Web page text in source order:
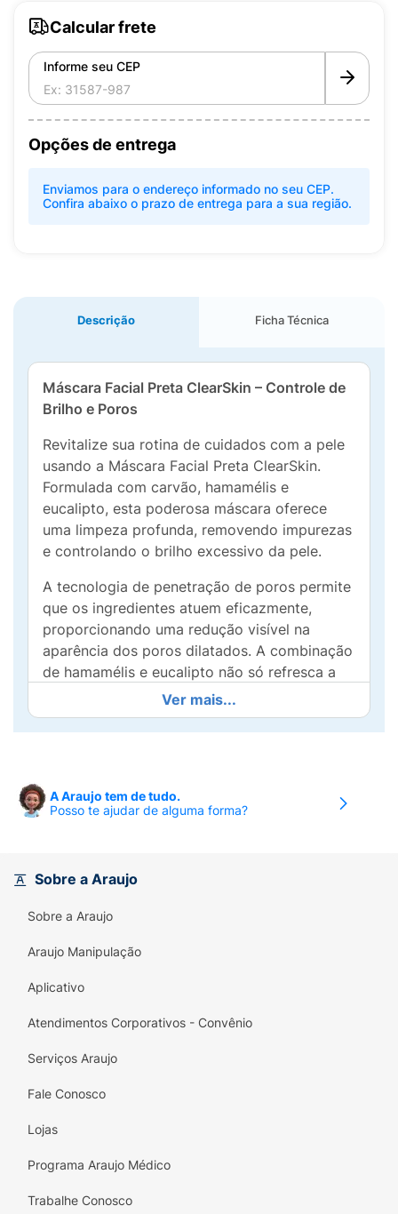
Calcular frete
Informe seu CEP
Opções de entrega
Enviamos para o endereço informado no seu CEP.
Confira abaixo o prazo de entrega para a sua região.
Descrição Ficha Técnica
Máscara Facial Preta ClearSkin – Controle de
Brilho e Poros
Revitalize sua rotina de cuidados com a pele
usando a Máscara Facial Preta ClearSkin.
Formulada com carvão, hamamélis e
eucalipto, esta poderosa máscara oferece
uma limpeza profunda, removendo impurezas
e controlando o brilho excessivo da pele.
A tecnologia de penetração de poros permite
que os ingredientes atuem eficazmente,
proporcionando uma redução visível na
aparência dos poros dilatados. A combinação
de hamamélis e eucalipto não só refresca a
pele, mas também ajuda a acalmar irritações
e purificar os poros.
uma sensação de frescor e maciez,
promovendo um aspecto saudável e radiante.
que a Máscara Facial Preta pode fazer na sua
beleza! Adicione essa solução eficaz à sua
rotina de cuidados e sinta-se renovada a
cada uso!
Ver mais...
A Araujo tem de tudo.
Posso te ajudar de alguma forma?
Sobre a Araujo
Sobre a Araujo
Araujo Manipulação
Aplicativo
Atendimentos Corporativos - Convênio
Serviços Araujo
Fale Conosco
Lojas
Programa Araujo Médico
Trabalhe Conosco